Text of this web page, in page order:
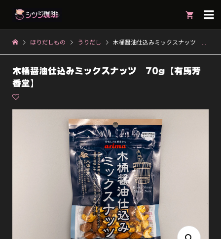

ほりだしもの うりだし 木桶醤油仕込みミックスナッツ 70g【有馬芳香堂】
木桶醤油仕込みミックスナッツ 70g【有馬芳
香堂】